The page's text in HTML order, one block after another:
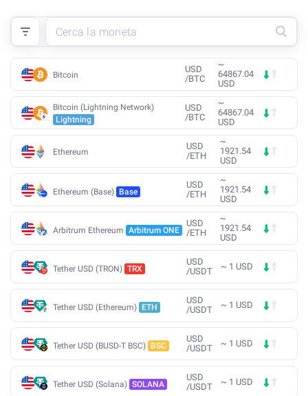
Bitcoin
USD
/BTC
~
64867.04
USD
Bitcoin (Lightning Network)
Lightning
USD
/BTC
~
64867.04
USD
Ethereum
USD
/ETH
~
1921.54
USD
Ethereum (Base) Base
USD
/ETH
~
1921.54
USD
Arbitrum Ethereum Arbitrum ONE
USD
/ETH
~
1921.54
USD
Tether USD (TRON) TRX
USD
/USDT ~ 1 USD
Tether USD (Ethereum) ETH
USD
/USDT ~ 1 USD
Tether USD (BUSD-T BSC) BSC
USD
/USDT ~ 1 USD
Tether USD (Solana) SOLANA
USD
/USDT ~ 1 USD